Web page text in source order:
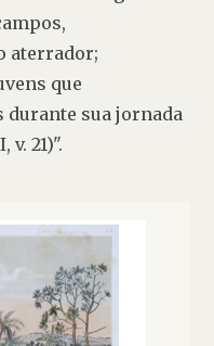
aterrador;
que
sua jornada
21)".